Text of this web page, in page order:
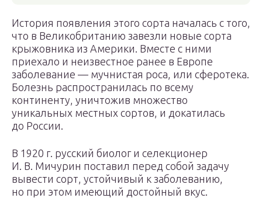
История появления этого сорта началась с того,
что в Великобританию завезли новые сорта
крыжовника из Америки. Вместе с ними
приехало и неизвестное ранее в Европе
заболевание — мучнистая роса, или сферотека.
Болезнь распространилась по всему
континенту, уничтожив множество
уникальных местных сортов, и докатилась
до России.
В 1920 г. русский биолог и селекционер
И. В. Мичурин поставил перед собой задачу
вывести сорт, устойчивый к заболеванию,
но при этом имеющий достойный вкус.